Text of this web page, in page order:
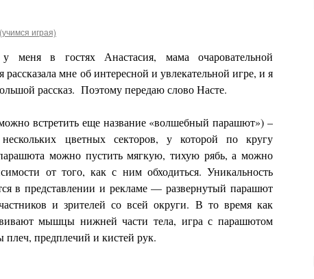
играя)
меня в гостях Анастасия, мама очаровательной
мне об интересной и увлекательной игре, и я
рассказ. Поэтому передаю слово Насте.
встретить еще название «волшебный парашют») –
цветных секторов, у которой по кругу
можно пустить мягкую, тихую рябь, а можно
от того, как с ним обходиться. Уникальность
в представлении и рекламе — развернутый парашют
и зрителей со всей округи. В то время как
мышцы нижней части тела, игра с парашютом
предплечий и кистей рук.